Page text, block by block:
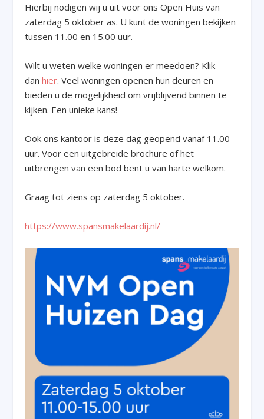
Hierbij nodigen wij u uit voor ons Open Huis van
zaterdag 5 oktober as. U kunt de woningen bekijken
tussen 11.00 en 15.00 uur.
Wilt u weten welke woningen er meedoen? Klik
danhier. Veel woningen openen hun deuren en
bieden u de mogelijkheid om vrijblijvend binnen te
kijken. Een unieke kans!
Ook ons kantoor is deze dag geopend vanaf 11.00
uur. Voor een uitgebreide brochure of het
uitbrengen van een bod bent u van harte welkom.
Graag tot ziens op zaterdag 5 oktober.
https://www.spansmakelaardij.nl/